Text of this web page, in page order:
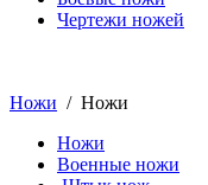
Чертежи ножей
Ножи / Ножи
Ножи
Военные ножи